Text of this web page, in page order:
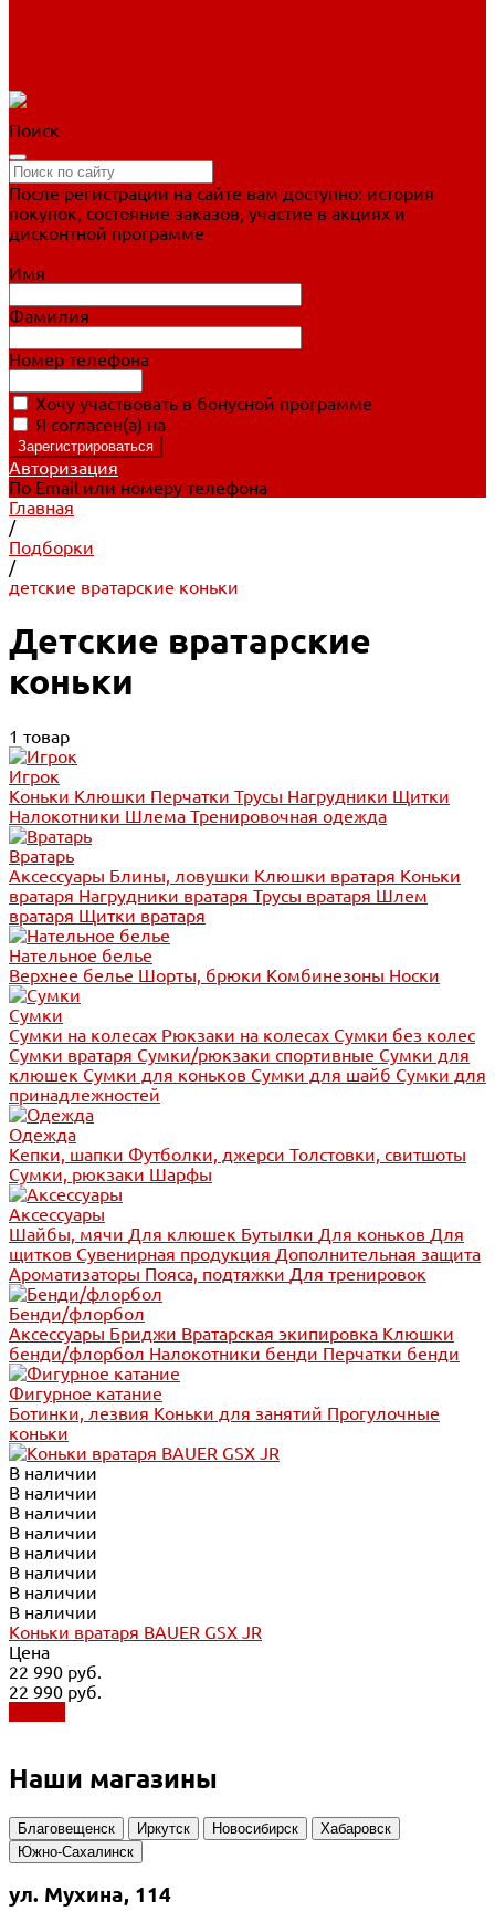
Поиск
После регистрации на сайте вам доступно: история
покупок, состояние заказов, участие в акциях и
дисконтной программе
Имя
Фамилия
Номер телефона
Хочу участвовать в бонусной программе
Я согласен(а) на
Авторизация
По Email или номеру телефона
Главная
/
Подборки
/
детские вратарские коньки
Детские вратарские
коньки
1 товар
Игрок
Коньки Клюшки Перчатки Трусы Нагрудники Щитки
Налокотники Шлема Тренировочная одежда
Вратарь
Аксессуары Блины, ловушки Клюшки вратаря Коньки
вратаря Нагрудники вратаря Трусы вратаря Шлем
вратаря Щитки вратаря
Нательное белье
Верхнее белье Шорты, брюки Комбинезоны Носки
Сумки
Сумки на колесах Рюкзаки на колесах Сумки без колес
Сумки вратаря Сумки/рюкзаки спортивные Сумки для
клюшек Сумки для коньков Сумки для шайб Сумки для
принадлежностей
Одежда
Кепки, шапки Футболки, джерси Толстовки, свитшоты
Сумки, рюкзаки Шарфы
Аксессуары
Шайбы, мячи Для клюшек Бутылки Для коньков Для
щитков Сувенирная продукция Дополнительная защита
Ароматизаторы Пояса, подтяжки Для тренировок
Бенди/флорбол
Аксессуары Бриджи Вратарская экипировка Клюшки
бенди/флорбол Налокотники бенди Перчатки бенди
Фигурное катание
Ботинки, лезвия Коньки для занятий Прогулочные
коньки
В наличии
В наличии
В наличии
В наличии
В наличии
В наличии
В наличии
В наличии
Коньки вратаря BAUER GSX JR
Цена
22 990 руб.
22 990 руб.
Наши магазины
Благовещенск Иркутск Новосибирск
Хабаровск
Южно-Сахалинск
ул. Мухина, 114